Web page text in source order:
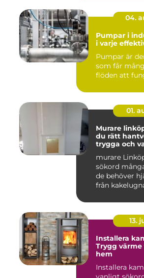
04.
Pumpar i
i varje
Pumpar är
som får
flöden att
01.
Murare linköping
du rätt
trygga och
murare
sökord
de behöver
från
13.
Installera
Trygg värme
hem
Installera